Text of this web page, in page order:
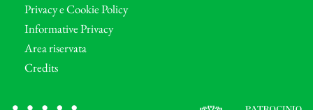
Privacy e Cookie Policy
Informative Privacy
Area riservata
Credits